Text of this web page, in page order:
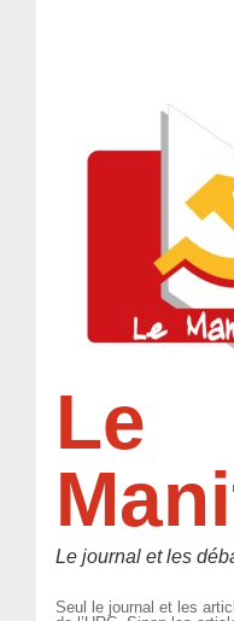
Le
Le journal et les
Seul le journal et les